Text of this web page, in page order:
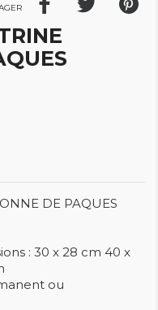
DE PAQUES
: 30 x 28 cm 40 x
ou